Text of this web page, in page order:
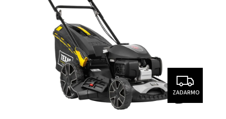
ZADARMO